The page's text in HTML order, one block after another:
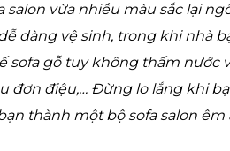
salon vừa nhiều màu sắc lại
dàng vệ sinh, trong khi nhà
sofa gỗ tuy không thấm nước
đơn điệu,… Đừng lo lắng khi
thành một bộ sofa salon